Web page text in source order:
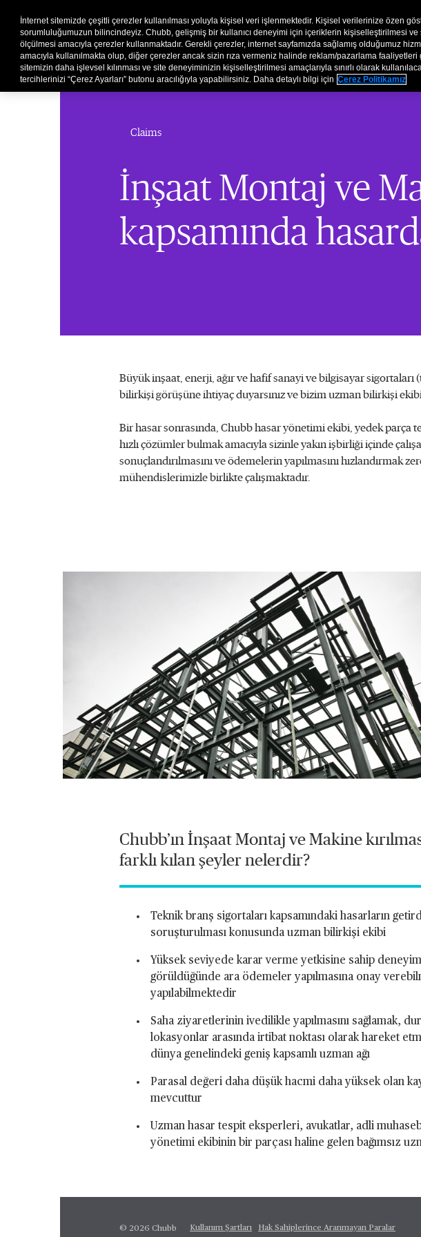
Claims
İnşaat Montaj ve
kapsamında
Büyük inşaat, enerji, ağır ve hafif sanayi ve bilgisayar
bilirkişi görüşüne ihtiyaç duyarsınız ve bizim uzman bilirkişi
Bir hasar sonrasında, Chubb hasar yönetimi ekibi, yedek
hızlı çözümler bulmak amacıyla sizinle yakın işbirliği içinde
sonuçlandırılmasını ve ödemelerin yapılmasını hızlandırmak
mühendislerimizle birlikte çalışmaktadır.
Chubb’ın İnşaat Montaj ve Makine
farklı kılan şeyler nelerdir?
Teknik branş sigortaları kapsamındaki hasarların
soruşturulması konusunda uzman bilirkişi ekibi
Yüksek seviyede karar verme yetkisine sahip
görüldüğünde ara ödemeler yapılmasına onay
yapılabilmektedir
Saha ziyaretlerinin ivedilikle yapılmasını sağlamak,
lokasyonlar arasında irtibat noktası olarak hareket
dünya genelindeki geniş kapsamlı uzman ağı
Parasal değeri daha düşük hacmi daha yüksek olan
mevcuttur
Uzman hasar tespit eksperleri, avukatlar, adli
yönetimi ekibinin bir parçası haline gelen bağımsız
© 2026 Chubb Kullanım Şartları Hak Sahiplerince Aranmayan Paralar
İnternet sitemizde çeşitli çerezler kullanılması yoluyla kişisel veri işlenmektedir. Kişisel verilerinize özen
sorumluluğumuzun bilincindeyiz. Chubb, gelişmiş bir kullanıcı deneyimi için içeriklerin kişiselleştirilmesi ve
ölçülmesi amacıyla çerezler kullanmaktadır. Gerekli çerezler, internet sayfamızda sağlamış olduğumuz
amacıyla kullanılmakta olup, diğer çerezler ancak sizin rıza vermeniz halinde reklam/pazarlama
sitemizin daha işlevsel kılınması ve site deneyiminizin kişiselleştirilmesi amaçlarıyla sınırlı olarak
tercihlerinizi “Çerez Ayarları” butonu aracılığıyla yapabilirsiniz. Daha detaylı bilgi için Çerez Politikamız